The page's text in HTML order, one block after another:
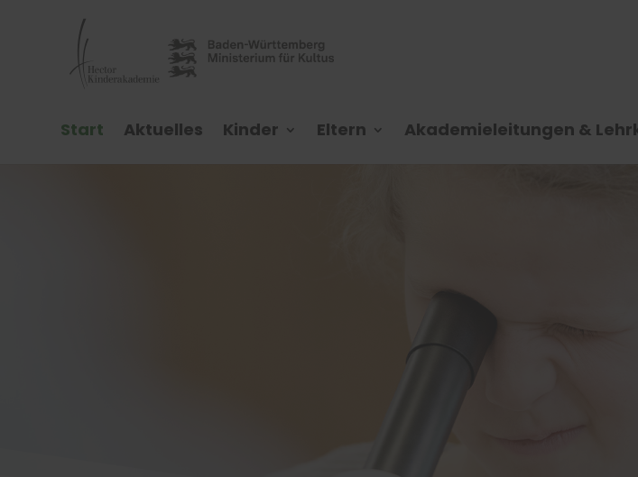
Start Aktuelles Kinder Eltern Akademieleitungen &